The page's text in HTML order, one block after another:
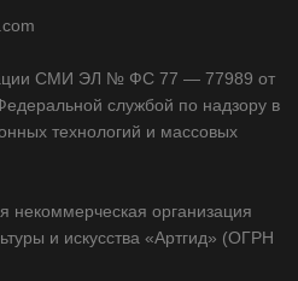
СМИ ЭЛ № ФС 77 — 77989 от
службой по надзору в
технологий и массовых
некоммерческая организация
и искусства «Артгид» (ОГРН